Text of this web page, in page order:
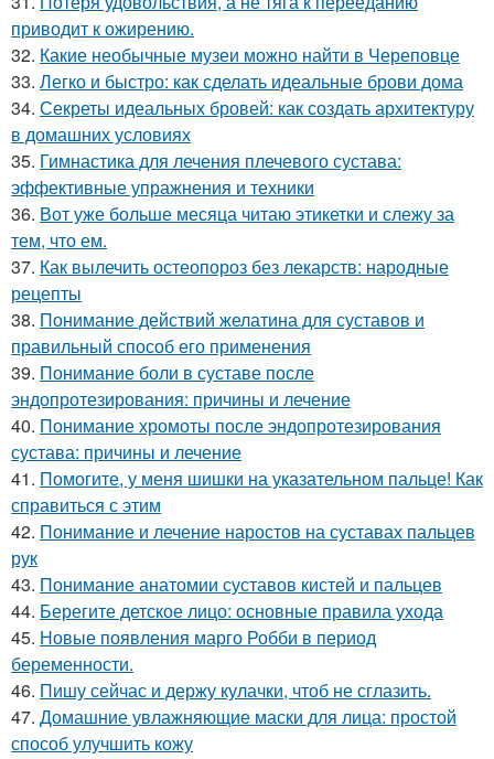
приводит к ожирению.
32. Какие необычные музеи можно найти в Череповце
33. Легко и быстро: как сделать идеальные брови дома
34. Секреты идеальных бровей: как создать архитектуру
в домашних условиях
35. Гимнастика для лечения плечевого сустава:
эффективные упражнения и техники
36. Вот уже больше месяца читаю этикетки и слежу за
тем, что ем.
37. Как вылечить остеопороз без лекарств: народные
рецепты
38. Понимание действий желатина для суставов и
правильный способ его применения
39. Понимание боли в суставе после
эндопротезирования: причины и лечение
40. Понимание хромоты после эндопротезирования
сустава: причины и лечение
41. Помогите, у меня шишки на указательном пальце! Как
справиться с этим
42. Понимание и лечение наростов на суставах пальцев
рук
43. Понимание анатомии суставов кистей и пальцев
44. Берегите детское лицо: основные правила ухода
45. Новые появления марго Робби в период
беременности.
46. Пишу сейчас и держу кулачки, чтоб не сглазить.
47. Домашние увлажняющие маски для лица: простой
способ улучшить кожу